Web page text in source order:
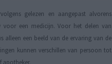
gelezen en aangepast alvorens
een medicijn. Voor het delen van
alleen een beeld van de ervaring van de
kunnen verschillen van persoon tot
apotheker.